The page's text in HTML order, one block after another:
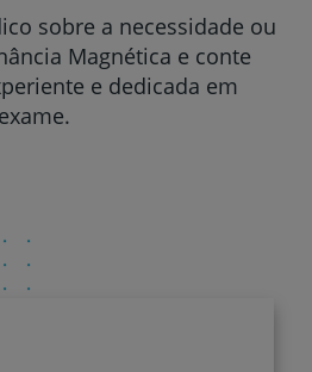
sobre a necessidade ou
Magnética e conte
e dedicada em